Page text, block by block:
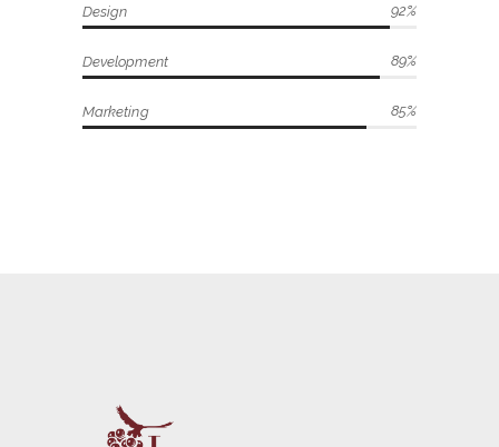
Design 92
Development 89
Marketing 85